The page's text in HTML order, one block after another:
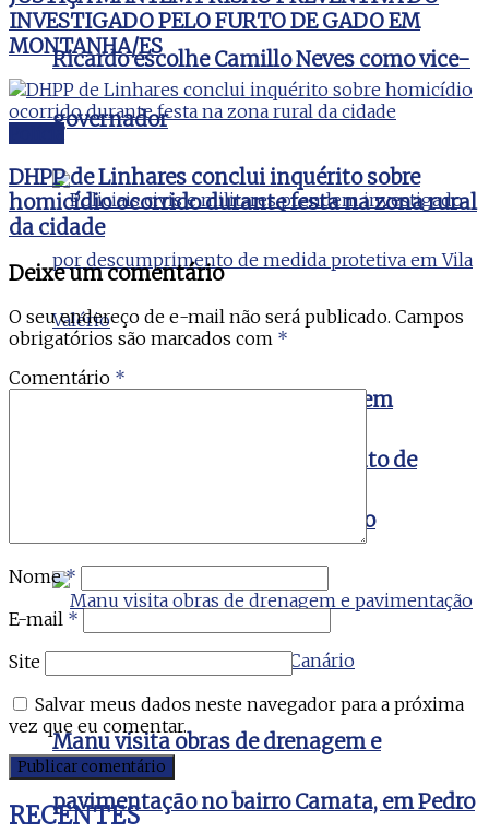
Ricardo escolhe Camillo Neves como vice-
governador
Policiais civis e militares prendem
investigado por descumprimento de
medida protetiva em Vila Valério
Manu visita obras de drenagem e
pavimentação no bairro Camata, em Pedro
INVESTIGADO PELO FURTO DE GADO EM
MONTANHA/ES
DHPP de Linhares conclui inquérito sobre
homicídio ocorrido durante festa na zona rural
da cidade
Deixe um comentário
O seu endereço de e-mail não será publicado. Campos
obrigatórios são marcados com *
Comentário *
Nome*
E-mail *
Site
Salvar meus dados neste navegador para a próxima
vez que eu comentar.
RECENTES